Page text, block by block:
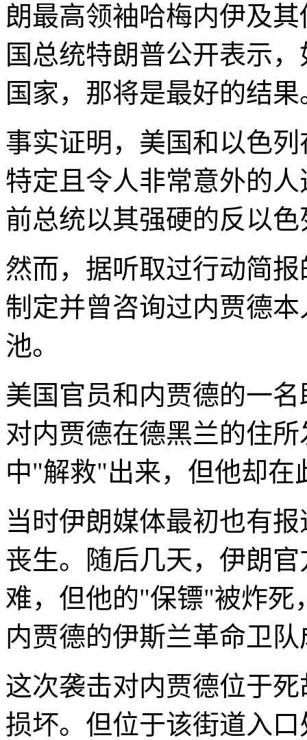
朗最高领袖哈梅内伊及
国总统特朗普公开表示
国家，那将是最好的结果
事实证明，美国和以色
特定且令人非常意外的
前总统以其强硬的反以
然而，据听取过行动简
制定并曾咨询过内贾德
池。
美国官员和内贾德的一
对内贾德在德黑兰的住
中"解救"出来，但他却在
当时伊朗媒体最初也有
丧生。随后几天，伊朗
难，但他的"保镖"被炸死
内贾德的伊斯兰革命卫
这次袭击对内贾德位于
损坏。但位于该街道入